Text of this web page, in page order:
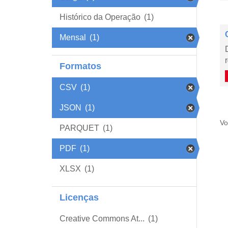
Histórico da Operação (1)
Mensal (1)
Formatos
CSV (1)
JSON (1)
PARQUET (1)
PDF (1)
XLSX (1)
Licenças
Creative Commons At... (1)